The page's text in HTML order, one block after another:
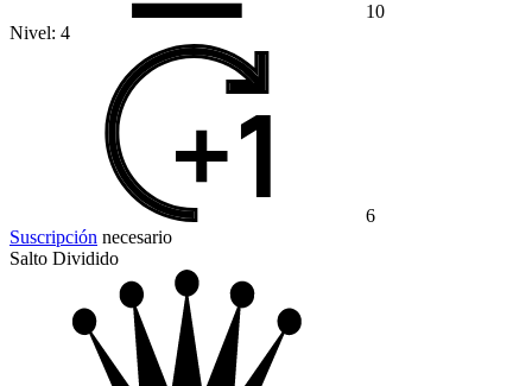
10
Nivel: 4
6
Suscripción necesario
Salto Dividido